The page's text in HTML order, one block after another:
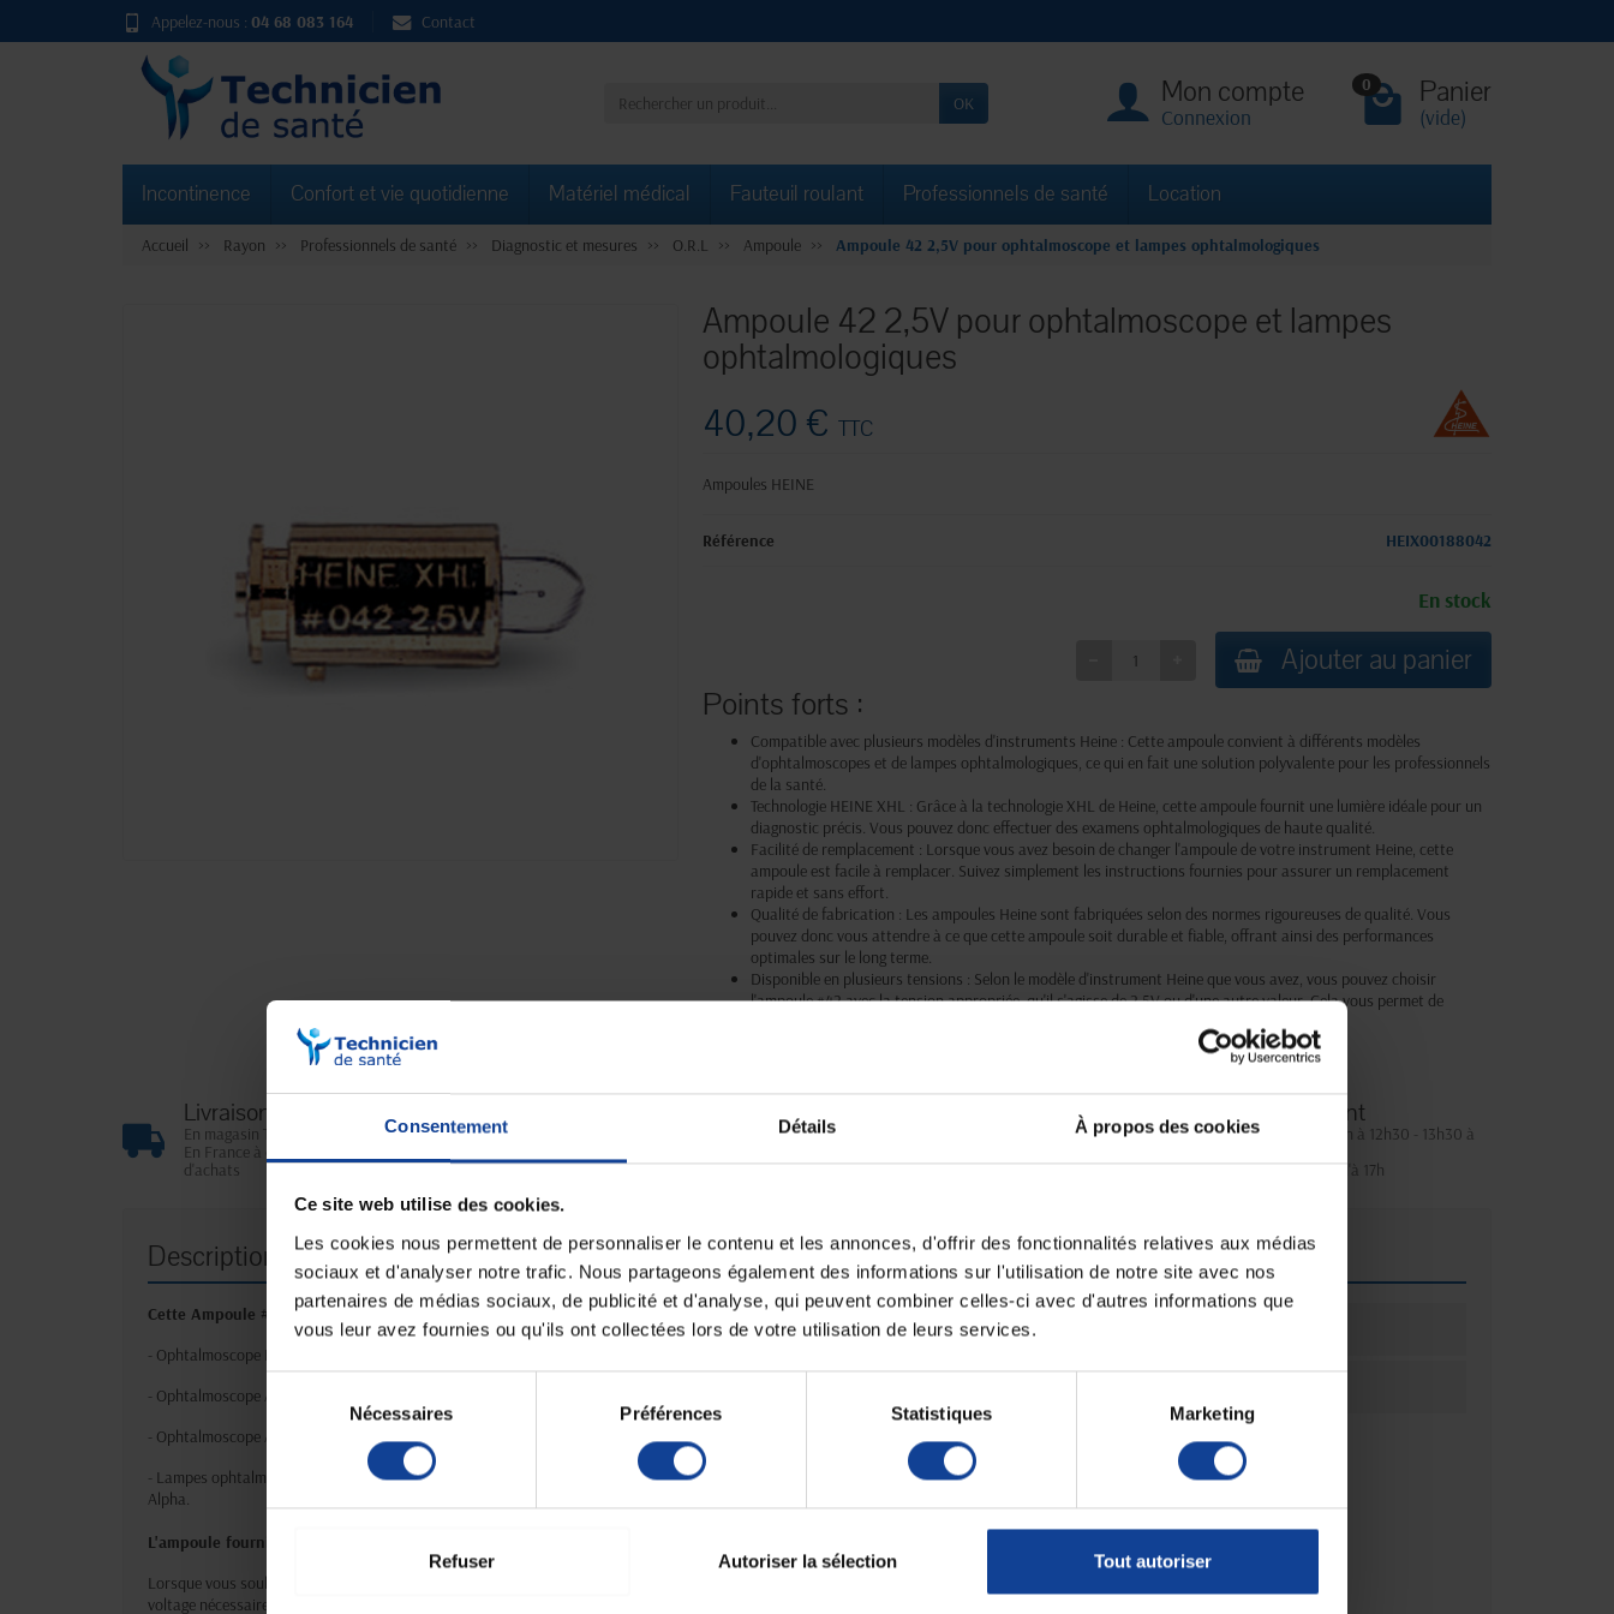
Consentement Détails À propos des cookies
Ce site web utilise des cookies.
Les cookies nous permettent de personnaliser le contenu et les annonces, d'offrir des fonctionnalités relatives aux médias
sociaux et d'analyser notre trafic. Nous partageons également des informations sur l'utilisation de notre site avec nos
partenaires de médias sociaux, de publicité et d'analyse, qui peuvent combiner celles-ci avec d'autres informations que
vous leur avez fournies ou qu'ils ont collectées lors de votre utilisation de leurs services.
consentement
Nécessaires Préférences Statistiques Marketing
Refuser Autoriser la sélection Tout autoriser
Appelez-nous : 04 68 083 164 Contact
OK Mon compte
Connexion
0 Panier
(vide)
Incontinence Confort et vie quotidienne Matériel médical Fauteuil roulant Professionnels de santé Location
Accueil Rayon Professionnels de santé Diagnostic et mesures O.R.L Ampoule Ampoule 42 2,5V pour ophtalmoscope et lampes ophtalmologiques
Ampoule 42 2,5V pour ophtalmoscope et lampes
ophtalmologiques
40,20 €TTC
Ampoules HEINE
Référence HEIX00188042
En stock
Ajouter au panier
Points forts :
Compatible avec plusieurs modèles d'instruments Heine : Cette ampoule convient à différents modèles
d'ophtalmoscopes et de lampes ophtalmologiques, ce qui en fait une solution polyvalente pour les professionnels
de la santé.
Technologie HEINE XHL : Grâce à la technologie XHL de Heine, cette ampoule fournit une lumière idéale pour un
diagnostic précis. Vous pouvez donc effectuer des examens ophtalmologiques de haute qualité.
Facilité de remplacement : Lorsque vous avez besoin de changer l'ampoule de votre instrument Heine, cette
ampoule est facile à remplacer. Suivez simplement les instructions fournies pour assurer un remplacement
rapide et sans effort.
Qualité de fabrication : Les ampoules Heine sont fabriquées selon des normes rigoureuses de qualité. Vous
pouvez donc vous attendre à ce que cette ampoule soit durable et fiable, offrant ainsi des performances
optimales sur le long terme.
Disponible en plusieurs tensions : Selon le modèle d'instrument Heine que vous avez, vous pouvez choisir
l'ampoule #42 avec la tension appropriée, qu'il s'agisse de 2,5V ou d'une autre valeur. Cela vous permet de
Livraison gratuite
En magasin Technicien de santé
En France à domicile à partir de 99€
d'achats
Paiement en ligne 100% sécurisé par
soignée et discrète
Service client
Lundi au jeudi : 9h à 12h30 - 13h30 à
Le vendredi jusqu'à 17h
Description
Cette Ampoule #42 est destinée aux instruments 2,5V HEINE suivants :
- Ophtalmoscope Mini 2000
- Ophtalmoscope Alpha
- Ophtalmoscope Alpha +
- Lampes ophtalmologiques : Mini 2000 Focalux, Mini 3000 Focalux, Mini Miroflex, Focalux Alpha + et Focalux
Alpha.
L'ampoule fournie la lumière idéale pour un diagnostic précis
Lorsque vous souhaitez changer l'ampoule de votre instrument Heine, notez le chiffre à côté du # ainsi que le
voltage nécessaire.
Fiche technique
Unité de consommation
nombre